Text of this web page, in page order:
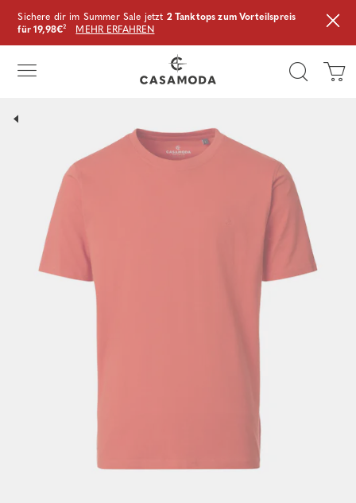
Sichere dir im Summer Sale jetzt 2 Tanktops zum Vorteilspreis
für 19,98€² MEHR ERFAHREN